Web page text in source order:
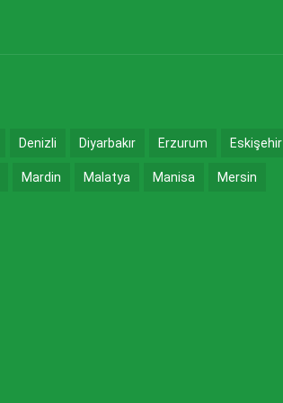
Denizli Diyarbakır Erzurum Eskişehir
Mardin Malatya Manisa Mersin